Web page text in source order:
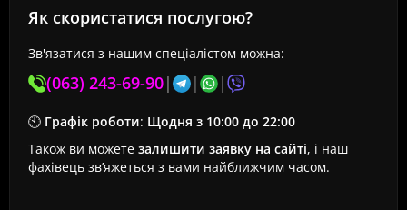
Як скористатися послугою?
Зв'язатися з нашим спеціалістом можна:
(063) 243-69-90| | |
🕙 Графік роботи: Щодня з 10:00 до 22:00
Також ви можете залишити заявку на сайті, і наш
фахівець зв’яжеться з вами найближчим часом.